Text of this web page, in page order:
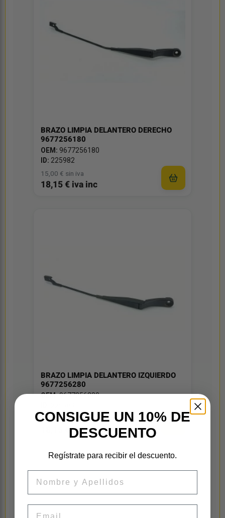
BRAZO LIMPIA DELANTERO DERECHO
9677256180
OEM: 9677256180
ID: 225982
15,00 € sin iva
18,15 € iva inc
BRAZO LIMPIA DELANTERO IZQUIERDO
9677256280
OEM:9677256280
15,00 € sin iva
18,15 € iva inc
CONSIGUE UN 10% DE
DESCUENTO
Regístrate para recibir el descuento.